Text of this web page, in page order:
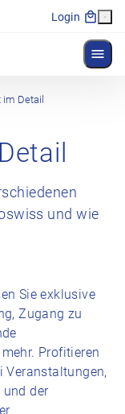
Login
Detail
und wie
Sie exklusive
Zugang zu
Profitieren
Veranstaltungen,
und der